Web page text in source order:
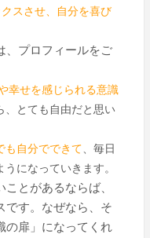
スさせ、自分を喜び
、プロフィールをご
幸せを感じられる意識
、とても自由だと思い
も自分でできて 、毎日
になっていきます。
とがあるならば、
です。なぜなら、そ
の扉」になってくれ